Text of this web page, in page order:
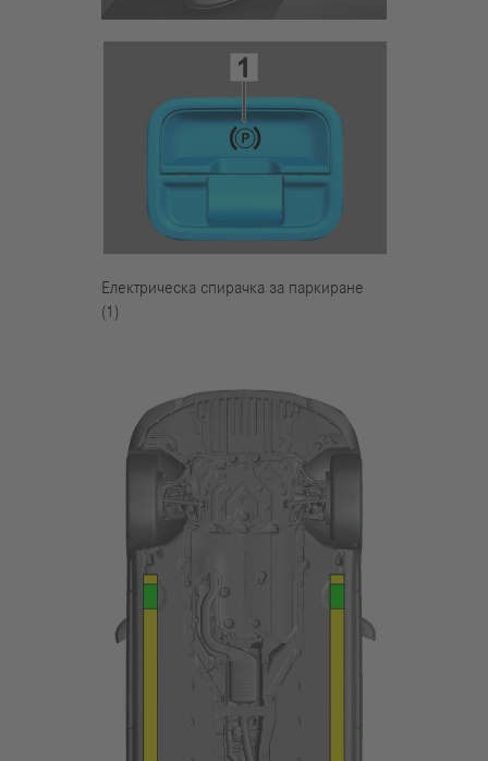
Електрическа спирачка за паркиране
(1)